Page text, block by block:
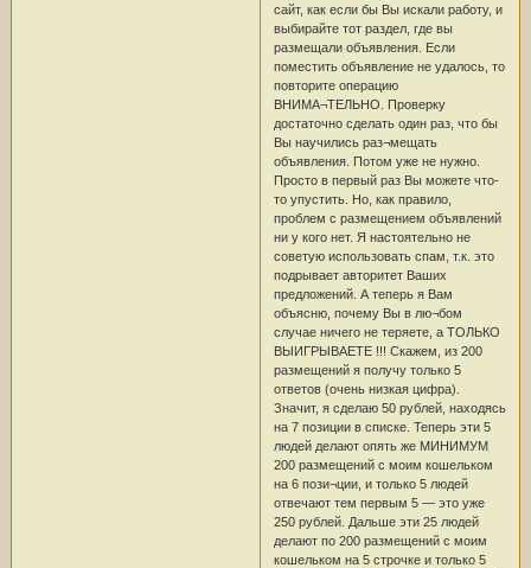
сайт, как если бы Вы искали работу, и
выбирайте тот раздел, где вы
размещали объявления. Если
поместить объявление не удалось, то
повторите операцию
ВНИМА¬ТЕЛЬНО. Проверку
достаточно сделать один раз, что бы
Вы научились раз¬мещать
объявления. Потом уже не нужно.
Просто в первый раз Вы можете что-
то упустить. Но, как правило,
проблем с размещением объявлений
ни у кого нет. Я настоятельно не
советую использовать спам, т.к. это
подрывает авторитет Ваших
предложений. А теперь я Вам
объясню, почему Вы в лю¬бом
случае ничего не теряете, а ТОЛЬКО
ВЫИГРЫВАЕТЕ !!! Скажем, из 200
размещений я получу только 5
ответов (очень низкая цифра).
Значит, я сделаю 50 рублей, находясь
на 7 позиции в списке. Теперь эти 5
людей делают опять же МИНИМУМ
200 размещений с моим кошельком
на 6 пози¬ции, и только 5 людей
отвечают тем первым 5 — это уже
250 рублей. Дальше эти 25 людей
делают по 200 размещений с моим
кошельком на 5 строчке и только 5